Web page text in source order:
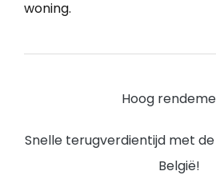
woning.
Hoog
Snelle terugverdientijd met
België!